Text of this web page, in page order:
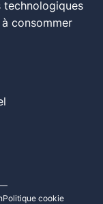
technologiques
consommer
Politique cookie